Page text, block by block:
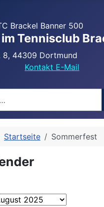
Tennisclub
8, 44309 Dortmund
Kontakt E-Mail
Startseite Sommerfest